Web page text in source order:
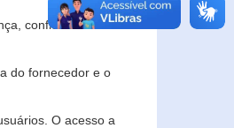
confidencialidade
do fornecedor e o
O acesso a